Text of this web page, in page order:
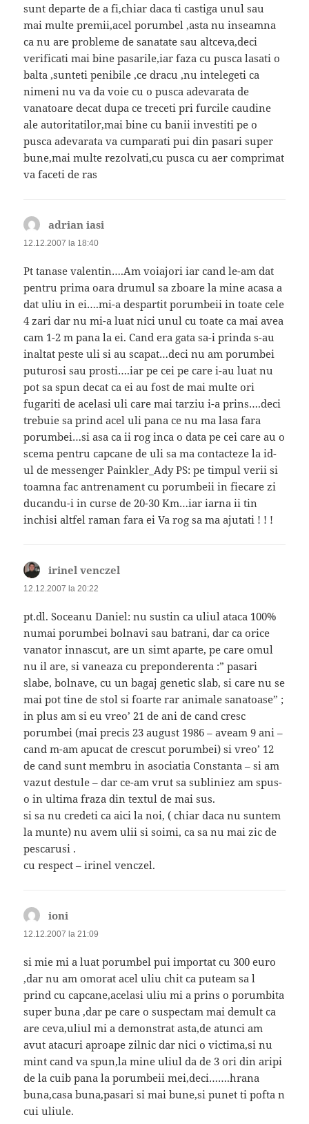
sunt departe de a fi,chiar daca ti castiga unul sau
mai multe premii,acel porumbel ,asta nu inseamna
ca nu are probleme de sanatate sau altceva,deci
verificati mai bine pasarile,iar faza cu pusca lasati o
balta ,sunteti penibile ,ce dracu ,nu intelegeti ca
nimeni nu va da voie cu o pusca adevarata de
vanatoare decat dupa ce treceti pri furcile caudine
ale autoritatilor,mai bine cu banii investiti pe o
pusca adevarata va cumparati pui din pasari super
bune,mai multe rezolvati,cu pusca cu aer comprimat
va faceti de ras
adrian iasi
12.12.2007 la 18:40
Pt tanase valentin….Am voiajori iar cand le-am dat
pentru prima oara drumul sa zboare la mine acasa a
dat uliu in ei….mi-a despartit porumbeii in toate cele
4 zari dar nu mi-a luat nici unul cu toate ca mai avea
cam 1-2 m pana la ei. Cand era gata sa-i prinda s-au
inaltat peste uli si au scapat…deci nu am porumbei
puturosi sau prosti….iar pe cei pe care i-au luat nu
pot sa spun decat ca ei au fost de mai multe ori
fugariti de acelasi uli care mai tarziu i-a prins….deci
trebuie sa prind acel uli pana ce nu ma lasa fara
porumbei…si asa ca ii rog inca o data pe cei care au o
scema pentru capcane de uli sa ma contacteze la id-
ul de messenger Painkler_Ady PS: pe timpul verii si
toamna fac antrenament cu porumbeii in fiecare zi
ducandu-i in curse de 20-30 Km…iar iarna ii tin
inchisi altfel raman fara ei Va rog sa ma ajutati ! ! !
irinel venczel
12.12.2007 la 20:22
pt.dl. Soceanu Daniel: nu sustin ca uliul ataca 100%
numai porumbei bolnavi sau batrani, dar ca orice
vanator innascut, are un simt aparte, pe care omul
nu il are, si vaneaza cu preponderenta :” pasari
slabe, bolnave, cu un bagaj genetic slab, si care nu se
mai pot tine de stol si foarte rar animale sanatoase” ;
in plus am si eu vreo’ 21 de ani de cand cresc
porumbei (mai precis 23 august 1986 – aveam 9 ani –
cand m-am apucat de crescut porumbei) si vreo’ 12
de cand sunt membru in asociatia Constanta – si am
vazut destule – dar ce-am vrut sa subliniez am spus-
o in ultima fraza din textul de mai sus.
si sa nu credeti ca aici la noi, ( chiar daca nu suntem
la munte) nu avem ulii si soimi, ca sa nu mai zic de
pescarusi .
cu respect – irinel venczel.
ioni
12.12.2007 la 21:09
si mie mi a luat porumbel pui importat cu 300 euro
,dar nu am omorat acel uliu chit ca puteam sa l
prind cu capcane,acelasi uliu mi a prins o porumbita
super buna ,dar pe care o suspectam mai demult ca
are ceva,uliul mi a demonstrat asta,de atunci am
avut atacuri aproape zilnic dar nici o victima,si nu
mint cand va spun,la mine uliul da de 3 ori din aripi
de la cuib pana la porumbeii mei,deci…….hrana
buna,casa buna,pasari si mai bune,si punet ti pofta n
cui uliule.